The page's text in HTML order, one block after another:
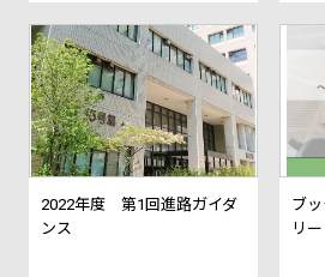
2022年度 第1回進路ガイダ
ンス
ブ
リ